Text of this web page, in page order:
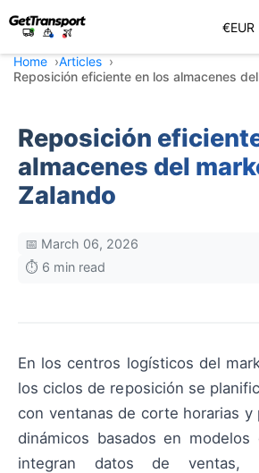
€EUR
Home
Articles
Reposición eficiente en los almacenes
Reposición
almacenes del
Zalando
📅 March 06, 2026
⏱️ 6 min read
En los centros logísticos del
los ciclos de reposición se
con ventanas de corte horarias y
dinámicos basados en
integran datos de ventas,